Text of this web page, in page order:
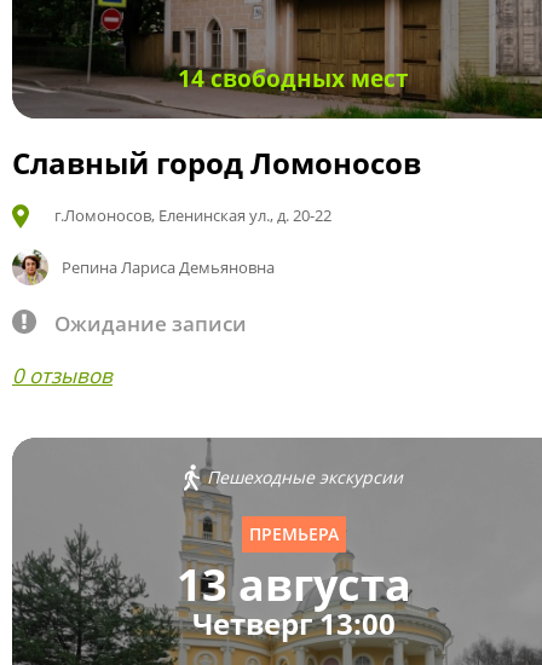
14 свободных мест
Славный город Ломоносов
г.Ломоносов, Еленинская ул., д. 20-22
Репина Лариса Демьяновна
Ожидание записи
0 отзывов
Пешеходные экскурсии
ПРЕМЬЕРА
13 августа
Четверг 13:00